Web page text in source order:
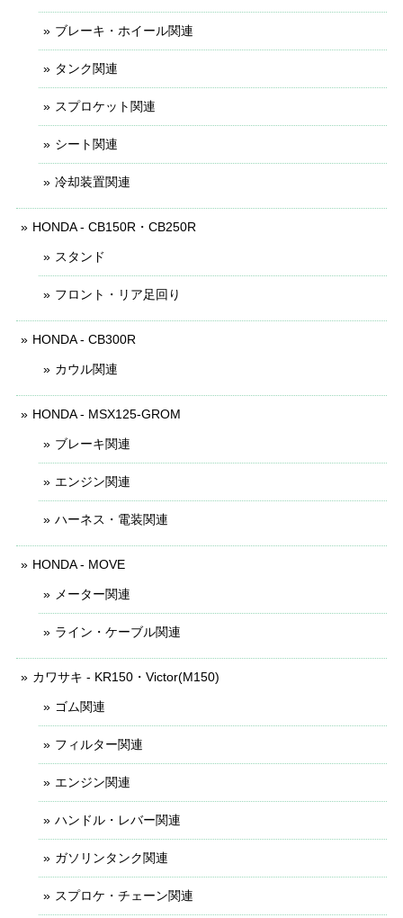
ブレーキ・ホイール関連
タンク関連
スプロケット関連
シート関連
冷却装置関連
HONDA - CB150R・CB250R
スタンド
フロント・リア足回り
HONDA - CB300R
カウル関連
HONDA - MSX125-GROM
ブレーキ関連
エンジン関連
ハーネス・電装関連
HONDA - MOVE
メーター関連
ライン・ケーブル関連
カワサキ - KR150・Victor(M150)
ゴム関連
フィルター関連
エンジン関連
ハンドル・レバー関連
ガソリンタンク関連
スプロケ・チェーン関連